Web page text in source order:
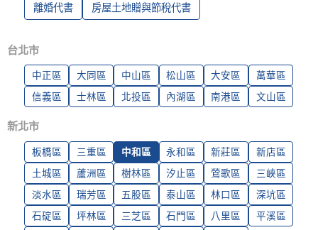
離婚代書 房屋土地贈與節稅代書
台北市
中正區 大同區 中山區 松山區 大安區
萬華區
信義區
士林區 北投區 內湖區 南港區 文山區
新北市
板橋區 三重區 中和區 永和區 新莊區
新店區
土城區
蘆洲區 樹林區 汐止區 鶯歌區
三峽區
淡水區
瑞芳區 五股區 泰山區 林口區
深坑區
石碇區
坪林區 三芝區 石門區 八里區
平溪區